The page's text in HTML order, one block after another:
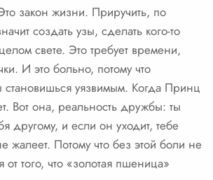
закон жизни. Приручить, по
создать узы, сделать кого-то
свете. Это требует времени,
И это больно, потому что
становишься уязвимым. Когда Принц
Вот она, реальность дружбы: ты
другому, и если он уходит, тебе
жалеет. Потому что без этой боли не
того, что «золотая пшеница»